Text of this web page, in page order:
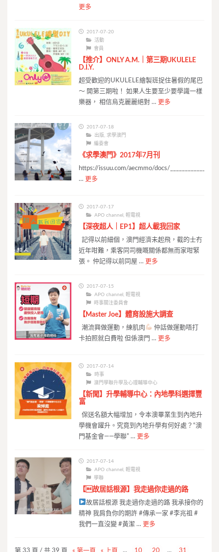
更多
2017-07-20
活動
會員
【推介】ONLY A.M.｜第三期UKULELE
D.I.Y.
超受歡迎的UKULELE繪製班捉住暑假的尾巴
～ 開第三期啦！ 如果人生要至少要學識一樣
樂器， 相信烏克麗麗絕對 … 更多
2017-07-18
出版 ,求學澳門
編委會
《求學澳門》2017年7月刊
https://issuu.com/aecmmo/docs/
… 更多
2017-07-17
APO channel
輕電視
【深夜超人｜EP1】超人載我回家
記得以前細個，澳門經濟未起飛，截的士冇
近年咁難，乘客同司機嘅關係都無而家咁緊
張。 仲記得以前同屋 … 更多
2017-07-15
APO channel ,輕電視
時事關注委員會
【Master Joe】體育設施大調查
潮流興做運動，練肌肉
仲話做運動唔打
卡拍照就白費啦 但係澳門 … 更多
2017-07-14
時事
澳門學聯升學及心理輔導中心
【新聞】升學輔導中心：內地學科選擇豐
富
保送名額大幅增加，令本澳畢業生到內地升
學機會躍升。究竟到內地升學有何好處？“澳
門基金會——學聯” … 更多
2017-07-14
APO channel
輕電視
學聯
【故居話根源】我走過你走過的路
故居話根源 我走過你走過的路 我承接你的
精神 我肩負你的期許 #傳承一家 #李兆祖 #
我們一直沒變 #黃潔 … 更多
第 33 頁 / 共 39 頁 « 第一頁 « 上頁 ... 10 20 ...
31